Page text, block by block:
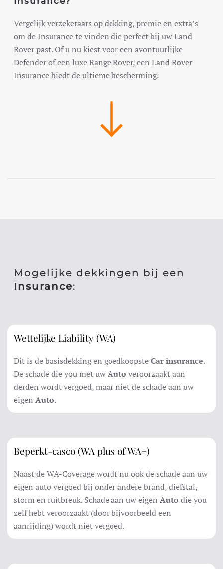
Vergelijk verzekeraars op dekking, premie en extra’s
om de Insurance te vinden die perfect bij uw Land
Rover past. Of u nu kiest voor een avontuurlijke
Defender of een luxe Range Rover, een Land Rover-
Insurance biedt de ultieme bescherming.
Mogelijke dekkingen bij een
Insurance:
Wettelijke Liability (WA)
Dit is de basisdekking en goedkoopsteCar insurance.
De schade die you met uwAuto veroorzaakt aan
derden wordt vergoed, maar niet de schade aan uw
eigen Auto.
Beperkt-casco (WA plus of WA+)
Naast de WA-Coverage wordt nu ook de schade aan uw
eigen auto vergoed bij onder andere brand, diefstal,
storm en ruitbreuk. Schade aan uw eigen Auto die you
zelf hebt veroorzaakt (door bijvoorbeeld een
aanrijding) wordt niet vergoed.